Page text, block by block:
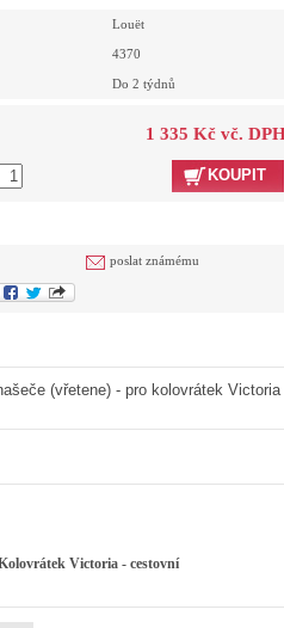
Louët
4370
Do 2 týdnů
1 335 Kč vč.
KOUPIT
poslat známému
(vřetene) - pro kolovrátek Victoria
Victoria - cestovní